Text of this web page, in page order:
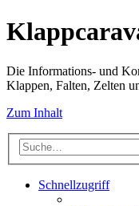
Die Informations- und
Klappen, Falten, Zelten
Zum Inhalt
Schnellzugriff